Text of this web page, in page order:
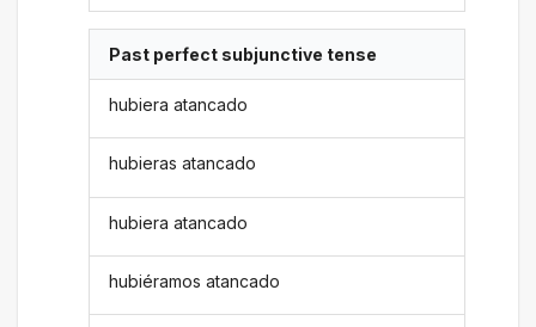
Past perfect subjunctive tense
hubiera atancado
hubieras atancado
hubiera atancado
hubiéramos atancado